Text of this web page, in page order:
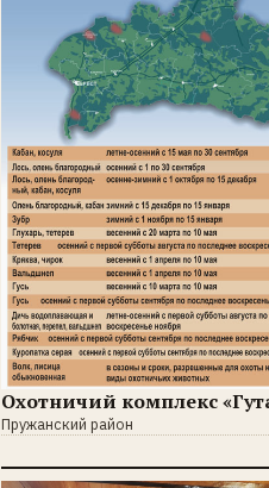
Охотничий комплекс
Пружанский район